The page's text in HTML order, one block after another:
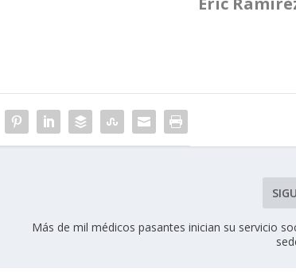
Más de mil médicos pasantes inician su servicio